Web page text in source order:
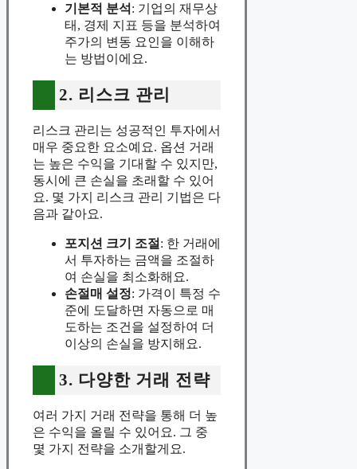
기본적 분석 : 기업의 재무상
태, 경제 지표 등을 분석하여
주가의 변동 요인을 이해하
는 방법이에요.
2. 리스크 관리
리스크 관리는 성공적인 투자에서
매우 중요한 요소예요. 옵션 거래
는 높은 수익을 기대할 수 있지만,
동시에 큰 손실을 초래할 수 있어
요. 몇 가지 리스크 관리 기법은 다
음과 같아요.
포지션 크기 조절 : 한 거래에
서 투자하는 금액을 조절하
여 손실을 최소화해요.
손절매 설정: 가격이 특정 수
준에 도달하면 자동으로 매
도하는 조건을 설정하여 더
이상의 손실을 방지해요.
3. 다양한 거래 전략
여러 가지 거래 전략을 통해 더 높
은 수익을 올릴 수 있어요. 그 중
몇 가지 전략을 소개할게요.